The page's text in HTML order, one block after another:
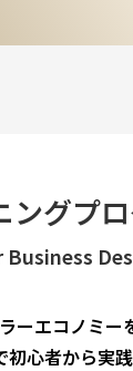
ングプ
Business
ーエコノミー
初心者から実